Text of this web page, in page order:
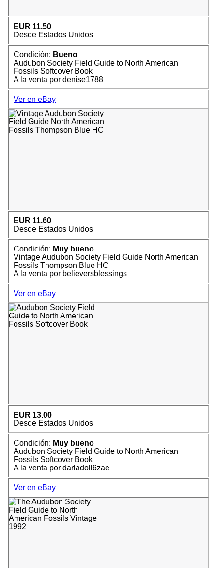
EUR 11.50
Desde Estados Unidos
Condición: Bueno
Audubon Society Field Guide to North American
Fossils Softcover Book
A la venta por denise1788
Ver en eBay
EUR 11.60
Desde Estados Unidos
Condición: Muy bueno
Vintage Audubon Society Field Guide North American
Fossils Thompson Blue HC
A la venta por believersblessings
Ver en eBay
EUR 13.00
Desde Estados Unidos
Condición: Muy bueno
Audubon Society Field Guide to North American
Fossils Softcover Book
A la venta por darladoll6zae
Ver en eBay